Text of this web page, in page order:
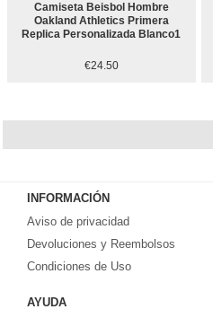
Camiseta Beisbol Hombre
Oakland Athletics Primera
Replica Personalizada Blanco1
€24.50
INFORMACIÓN
Aviso de privacidad
Devoluciones y Reembolsos
Condiciones de Uso
AYUDA